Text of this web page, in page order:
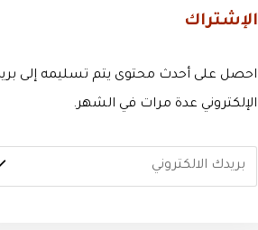
الإشتراك
احصل على أحدث محتوى يتم تسليمه إلى
الإلكتروني عدة مرات في الشهر.